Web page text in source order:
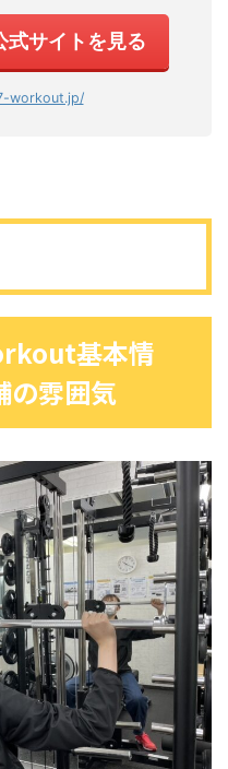
サイトを見る
workout.jp/
基本情
の雰囲気